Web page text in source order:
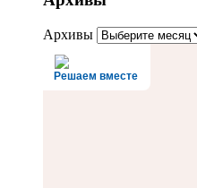
Архивы
Решаем вместе